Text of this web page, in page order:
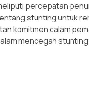
percepatan
stunting untuk
komitmen dalam
mencegah stunting